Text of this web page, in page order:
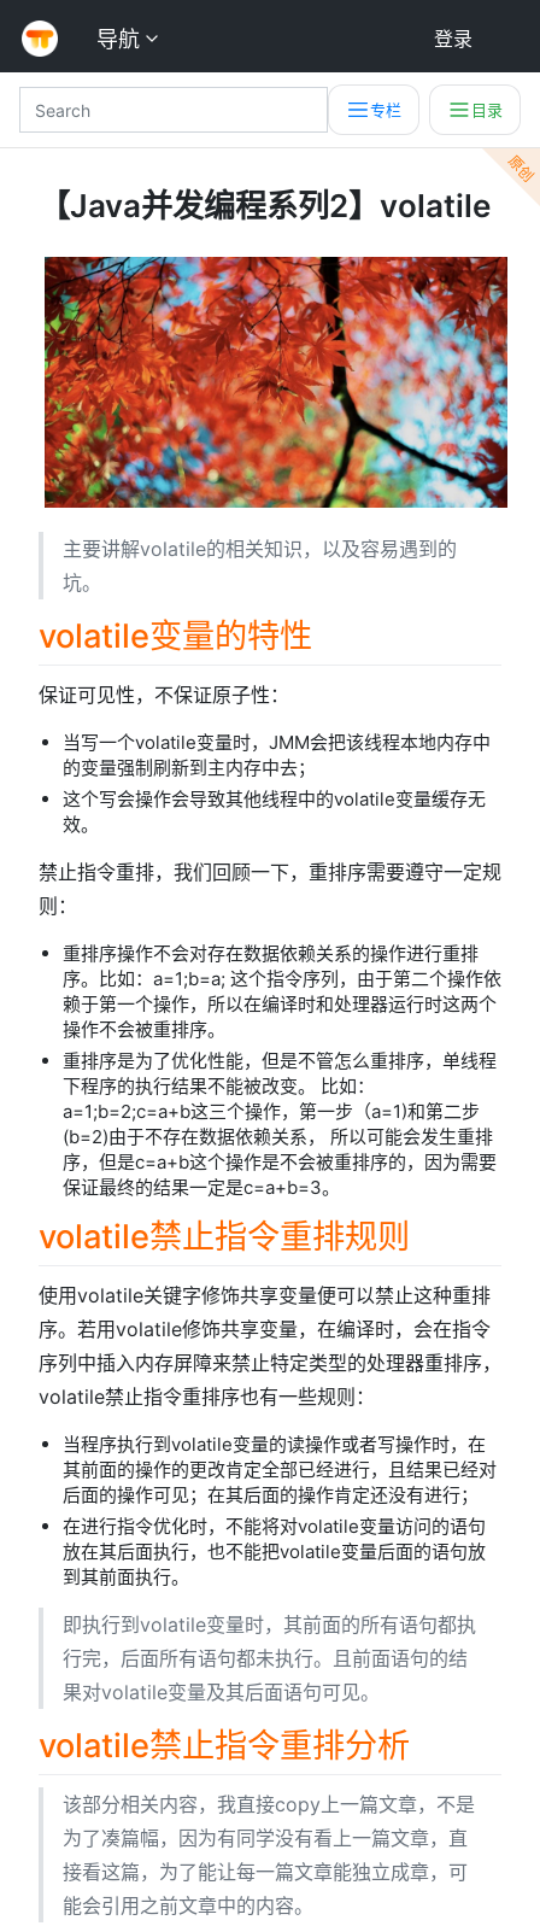
导航 登录
专栏 目录
原创
【Java并发编程系列2】volatile
主要讲解volatile的相关知识，以及容易遇到的
坑。
volatile变量的特性
保证可见性，不保证原子性：
当写一个volatile变量时，JMM会把该线程本地内存中
的变量强制刷新到主内存中去；
这个写会操作会导致其他线程中的volatile变量缓存无
效。
禁止指令重排，我们回顾一下，重排序需要遵守一定规
则：
重排序操作不会对存在数据依赖关系的操作进行重排
序。比如：a=1;b=a; 这个指令序列，由于第二个操作依
赖于第一个操作，所以在编译时和处理器运行时这两个
操作不会被重排序。
重排序是为了优化性能，但是不管怎么重排序，单线程
下程序的执行结果不能被改变。 比如：
a=1;b=2;c=a+b这三个操作，第一步（a=1)和第二步
(b=2)由于不存在数据依赖关系， 所以可能会发生重排
序，但是c=a+b这个操作是不会被重排序的，因为需要
保证最终的结果一定是c=a+b=3。
volatile禁止指令重排规则
使用volatile关键字修饰共享变量便可以禁止这种重排
序。若用volatile修饰共享变量，在编译时，会在指令
序列中插入内存屏障来禁止特定类型的处理器重排序，
volatile禁止指令重排序也有一些规则：
当程序执行到volatile变量的读操作或者写操作时，在
其前面的操作的更改肯定全部已经进行，且结果已经对
后面的操作可见；在其后面的操作肯定还没有进行；
在进行指令优化时，不能将对volatile变量访问的语句
放在其后面执行，也不能把volatile变量后面的语句放
到其前面执行。
即执行到volatile变量时，其前面的所有语句都执
行完，后面所有语句都未执行。且前面语句的结
果对volatile变量及其后面语句可见。
volatile禁止指令重排分析
该部分相关内容，我直接copy上一篇文章，不是
为了凑篇幅，因为有同学没有看上一篇文章，直
接看这篇，为了能让每一篇文章能独立成章，可
能会引用之前文章中的内容。